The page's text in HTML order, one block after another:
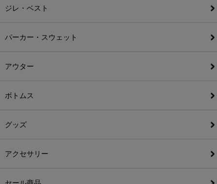
ジレ・ベスト
パーカー・スウェット
アウター
ボトムス
グッズ
アクセサリー